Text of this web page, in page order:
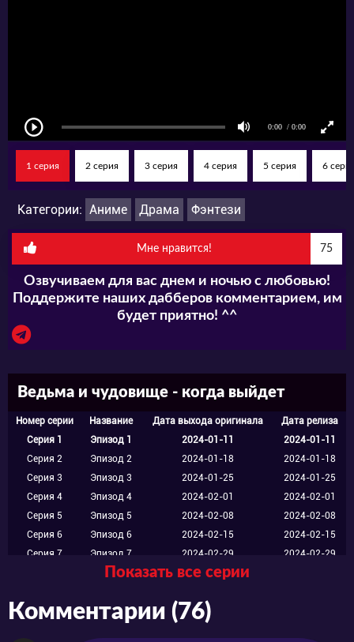
1 серия 2 серия 3 серия 4 серия 5 серия 6
Категории: Аниме Драма Фэнтези
Мне нравится! 75
Озвучиваем для вас днем и ночью с любовью!
Поддержите наших дабберов комментарием, им
будет приятно! ^^
Ведьма и чудовище - когда выйдет
Номер серии Название Дата выхода оригинала
Дата релиза
Серия 1
Эпизод 1 2024-01-11
2024-01-11
Серия 2
Эпизод 2 2024-01-18
2024-01-18
Серия 3
Эпизод 3 2024-01-25
2024-01-25
Серия 4
Эпизод 4 2024-02-01
2024-02-01
Серия 5
Эпизод 5 2024-02-08
2024-02-08
Серия 6
Эпизод 6 2024-02-15
2024-02-15
Серия 7
Эпизод 7 2024-02-29
2024-02-29
Эпизод 8 2024-03-07
Серия 10
Эпизод 10 2024-03-21
Показать все серии
Комментарии (76)